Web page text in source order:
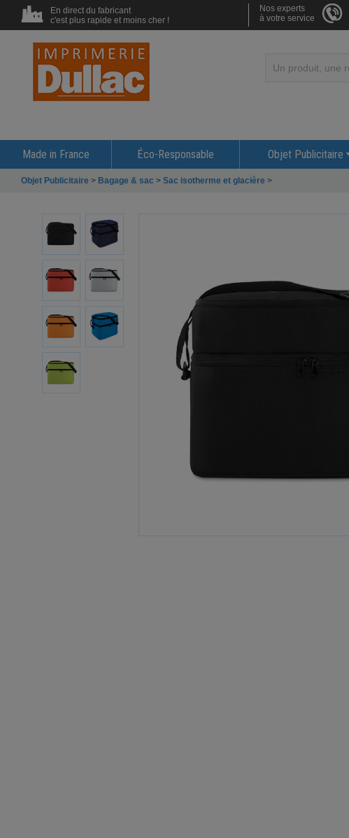
En direct du fabricant
c'est plus rapide et moins cher !
Nos experts
à votre service
Made in France Éco-Responsable Objet Publicitaire
Objet Publicitaire > Bagage & sac > Sac isotherme et glacière >